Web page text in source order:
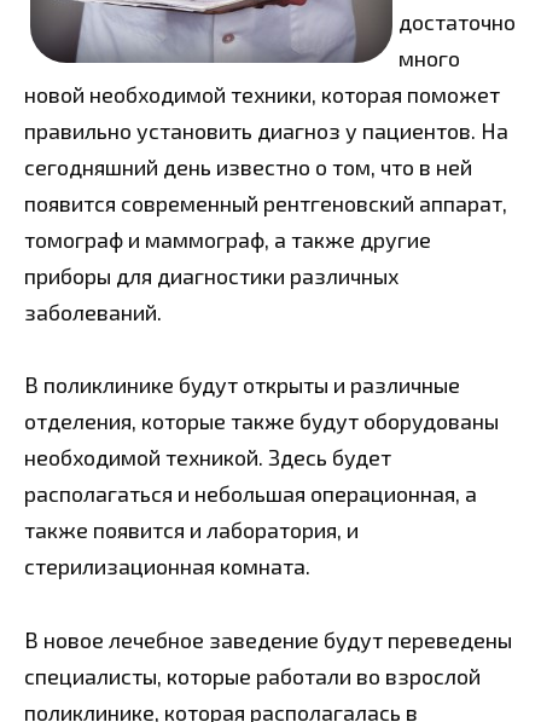
достаточно
много
новой необходимой техники, которая поможет
правильно установить диагноз у пациентов. На
сегодняшний день известно о том, что в ней
появится современный рентгеновский аппарат,
томограф и маммограф, а также другие
приборы для диагностики различных
заболеваний.
В поликлинике будут открыты и различные
отделения, которые также будут оборудованы
необходимой техникой. Здесь будет
располагаться и небольшая операционная, а
также появится и лаборатория, и
стерилизационная комната.
В новое лечебное заведение будут переведены
специалисты, которые работали во взрослой
поликлинике, которая располагалась в